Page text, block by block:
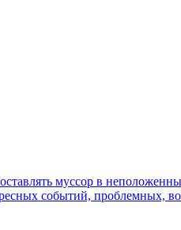
муссор в
событий, проблемных,